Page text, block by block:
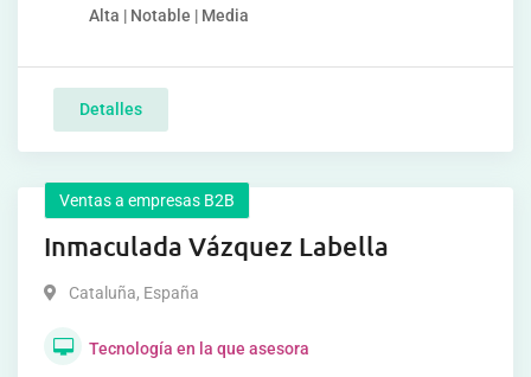
Alta | Notable | Media
Detalles
Ventas a empresas B2B
Inmaculada Vázquez Labella
Cataluña, España
Tecnología en la que asesora